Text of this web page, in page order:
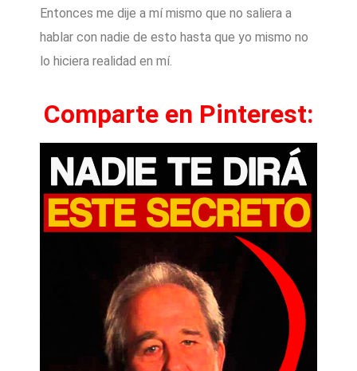
Entonces me dije a mí mismo que no saliera a
hablar con nadie de esto hasta que yo mismo no
lo hiciera realidad en mí.
Comparte en Pinterest: